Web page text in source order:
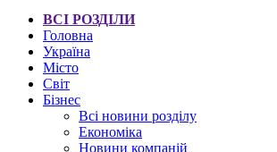
ВСІ РОЗДІЛИ
Головна
Україна
Місто
Світ
Бізнес
Всі новини розділу
Економіка
Новини компаній